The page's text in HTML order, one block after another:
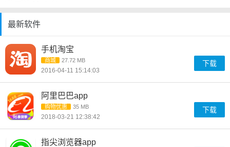
最新软件
手机淘宝
商城 27.72 MB
2016-04-11 15:14:03
下载
阿里巴巴app
购物优惠 35 MB
2018-03-21 12:38:42
下载
指尖浏览器app